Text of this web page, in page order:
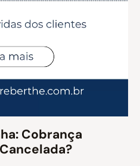
Cobrança